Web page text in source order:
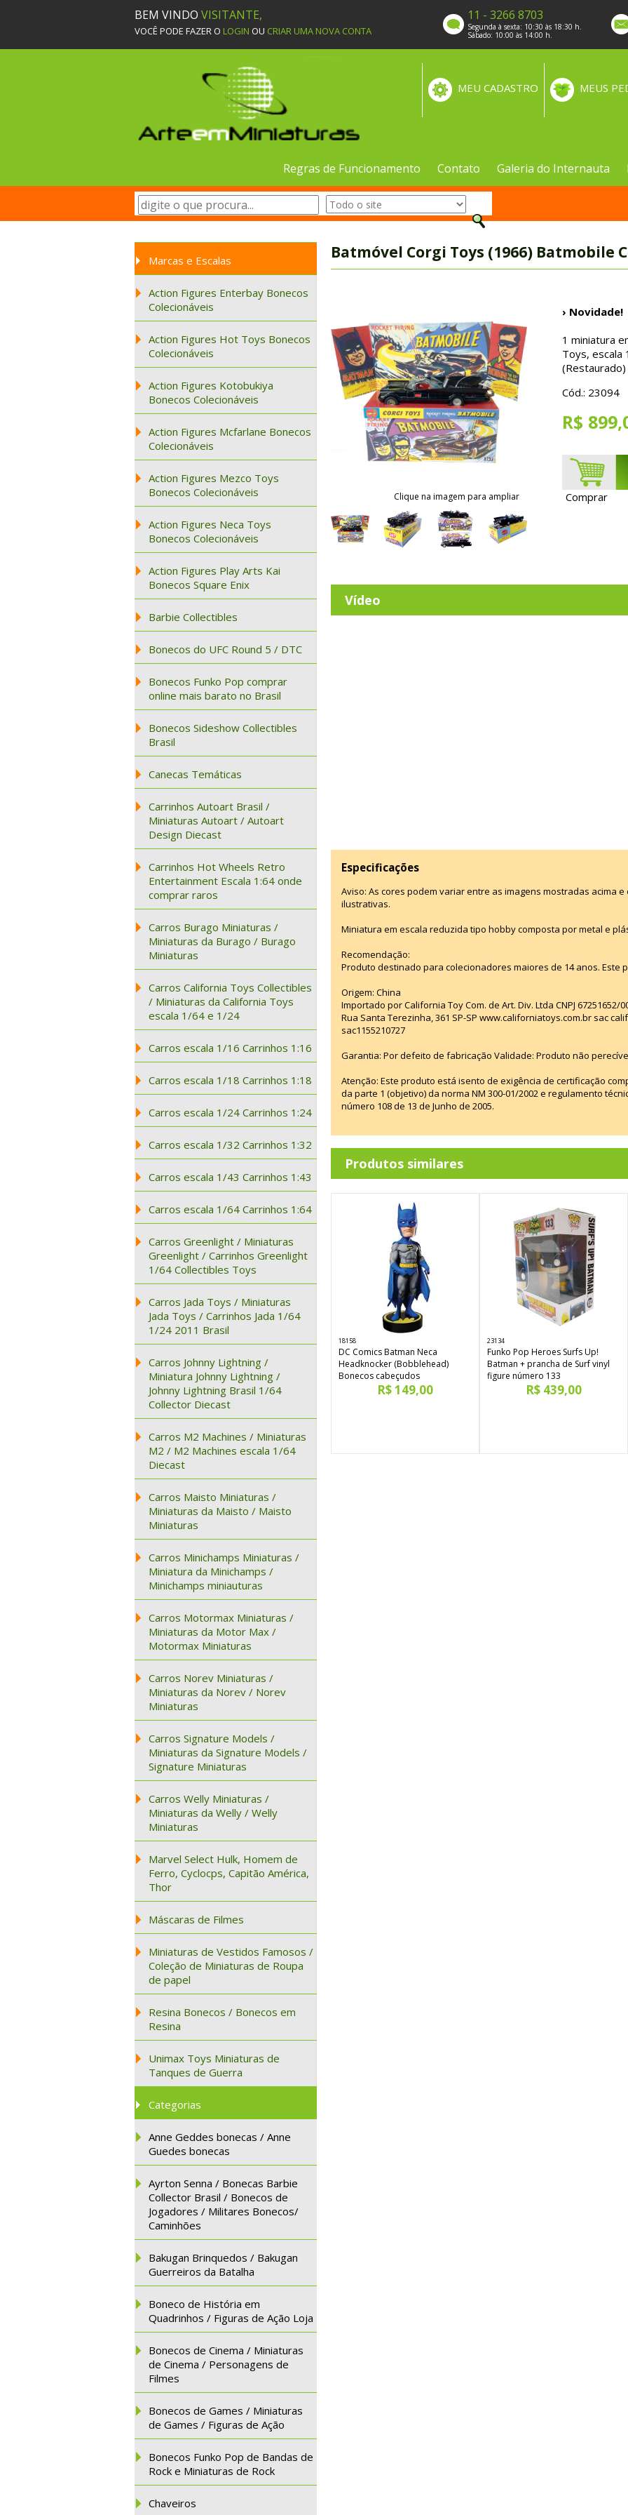
BEM VINDO VISITANTE,
VOCÊ PODE FAZER O LOGIN OU CRIAR UMA NOVA CONTA
11 - 3266 8703
Segunda à sexta: 10:30 às 18:30 h.
Sábado: 10:00 às 14:00 h.
MEUS
MEU CADASTRO
Regras de Funcionamento Contato Galeria do Internauta
Marcas e Escalas
Action Figures Enterbay Bonecos
Colecionáveis
Action Figures Hot Toys Bonecos
Colecionáveis
Action Figures Kotobukiya
Bonecos Colecionáveis
Action Figures Mcfarlane Bonecos
Colecionáveis
Action Figures Mezco Toys
Bonecos Colecionáveis
Action Figures Neca Toys
Bonecos Colecionáveis
Action Figures Play Arts Kai
Bonecos Square Enix
Barbie Collectibles
Bonecos do UFC Round 5 / DTC
Bonecos Funko Pop comprar
online mais barato no Brasil
Bonecos Sideshow Collectibles
Brasil
Canecas Temáticas
Carrinhos Autoart Brasil /
Miniaturas Autoart / Autoart
Design Diecast
Carrinhos Hot Wheels Retro
Entertainment Escala 1:64 onde
comprar raros
Carros Burago Miniaturas /
Miniaturas da Burago / Burago
Miniaturas
Carros California Toys Collectibles
/ Miniaturas da California Toys
escala 1/64 e 1/24
Carros escala 1/16 Carrinhos 1:16
Carros escala 1/18 Carrinhos 1:18
Carros escala 1/24 Carrinhos 1:24
Carros escala 1/32 Carrinhos 1:32
Carros escala 1/43 Carrinhos 1:43
Carros escala 1/64 Carrinhos 1:64
Carros Greenlight / Miniaturas
Greenlight / Carrinhos Greenlight
1/64 Collectibles Toys
Carros Jada Toys / Miniaturas
Jada Toys / Carrinhos Jada 1/64
1/24 2011 Brasil
Carros Johnny Lightning /
Miniatura Johnny Lightning /
Johnny Lightning Brasil 1/64
Collector Diecast
Carros M2 Machines / Miniaturas
M2 / M2 Machines escala 1/64
Diecast
Carros Maisto Miniaturas /
Miniaturas da Maisto / Maisto
Miniaturas
Carros Minichamps Miniaturas /
Miniatura da Minichamps /
Minichamps miniauturas
Carros Motormax Miniaturas /
Miniaturas da Motor Max /
Motormax Miniaturas
Carros Norev Miniaturas /
Miniaturas da Norev / Norev
Miniaturas
Carros Signature Models /
Miniaturas da Signature Models /
Signature Miniaturas
Carros Welly Miniaturas /
Miniaturas da Welly / Welly
Miniaturas
Marvel Select Hulk, Homem de
Ferro, Cyclocps, Capitão América,
Thor
Máscaras de Filmes
Miniaturas de Vestidos Famosos /
Coleção de Miniaturas de Roupa
de papel
Resina Bonecos / Bonecos em
Resina
Unimax Toys Miniaturas de
Tanques de Guerra
Categorias
Anne Geddes bonecas / Anne
Guedes bonecas
Ayrton Senna / Bonecas Barbie
Collector Brasil / Bonecos de
Jogadores / Militares Bonecos/
Caminhões
Bakugan Brinquedos / Bakugan
Guerreiros da Batalha
Boneco de História em
Quadrinhos / Figuras de Ação Loja
Bonecos de Cinema / Miniaturas
de Cinema / Personagens de
Filmes
Bonecos de Games / Miniaturas
de Games / Figuras de Ação
Bonecos Funko Pop de Bandas de
Rock e Miniaturas de Rock
Chaveiros
Batmóvel Corgi Toys (1966) Batmobile
Clique na imagem para ampliar
› Novidade!
1 miniatura
Toys, escala
Cód.: 23094
R$
Comprar
Vídeo
Especificações
Aviso: As cores podem variar entre as imagens mostradas acima
ilustrativas.
Miniatura em escala reduzida tipo hobby composta por metal e
Recomendação:
Produto destinado para colecionadores maiores de 14 anos. Este
Origem: China
Importado por California Toy Com. de Art. Div. Ltda CNPJ 67251652/
Rua Santa Terezinha, 361 SP-SP www.californiatoys.com.br sac
sac1155210727
Garantia: Por defeito de fabricação Validade: Produto não
Atenção: Este produto está isento de exigência de certificação
da parte 1 (objetivo) da norma NM 300-01/2002 e regulamento
número 108 de 13 de Junho de 2005.
Produtos similares
18158
DC Comics Batman Neca
Headknocker (Bobblehead)
Bonecos cabeçudos
R$ 149,00
23134
Funko Pop Heroes Surfs Up!
Batman + prancha de Surf vinyl
figure número 133
R$ 439,00